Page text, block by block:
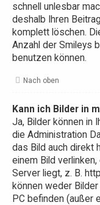
schnell unlesbar
deshalb Ihren
komplett löschen.
Anzahl der Smileys
benutzen können.
Nach oben
Kann ich Bilder in
Ja, Bilder können in
die Administration
das Bild auch direkt
einem Bild
Server liegt, z. B.
können weder
PC befinden (außer